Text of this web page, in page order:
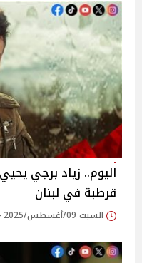
اليوم.. زياد برجي
قرطبة في لبنان
السبت 09/أغسطس/2025 - 06:20 م